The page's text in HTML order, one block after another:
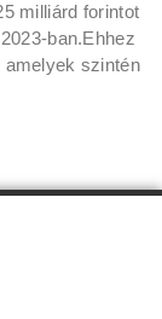
milliárd forintot
ban.Ehhez
amelyek szintén